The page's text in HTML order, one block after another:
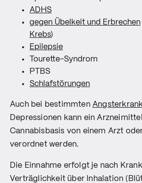
ADHS
gegen Übelkeit und Erbrechen
Krebs)
Epilepsie
Tourette-Syndrom
PTBS
Schlafstörungen
Auch bei bestimmten
Depressionen kann ein
Cannabisbasis von einem Arzt
verordnet werden.
Die Einnahme erfolgt je nach
Verträglichkeit über Inhalation